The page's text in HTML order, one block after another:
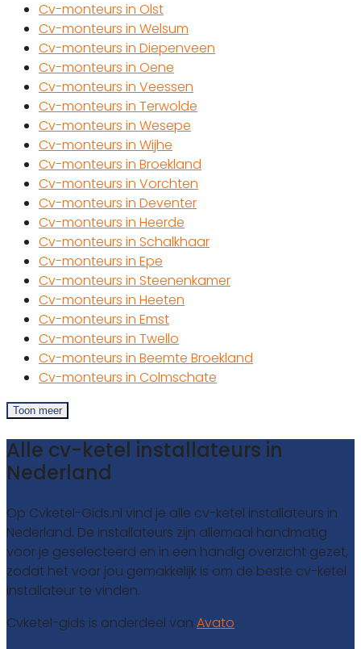
Cv-monteurs in Olst
Cv-monteurs in Welsum
Cv-monteurs in Diepenveen
Cv-monteurs in Oene
Cv-monteurs in Veessen
Cv-monteurs in Terwolde
Cv-monteurs in Wesepe
Cv-monteurs in Wijhe
Cv-monteurs in Broekland
Cv-monteurs in Vorchten
Cv-monteurs in Deventer
Cv-monteurs in Heerde
Cv-monteurs in Schalkhaar
Cv-monteurs in Epe
Cv-monteurs in Steenenkamer
Cv-monteurs in Heeten
Cv-monteurs in Emst
Cv-monteurs in Twello
Cv-monteurs in Beemte Broekland
Cv-monteurs in Colmschate
Toon meer
Alle cv-ketel installateurs in
Nederland
Op Cvketel-Gids.nl vind je alle cv-ketel installateurs in
Nederland. De installateurs zijn allemaal handmatig
voor je geselecteerd en in een handig overzicht gezet,
zodat het voor jou gemakkelijk is om de beste cv-ketel
installateur te vinden.
Cvketel-gids is onderdeel van Avato